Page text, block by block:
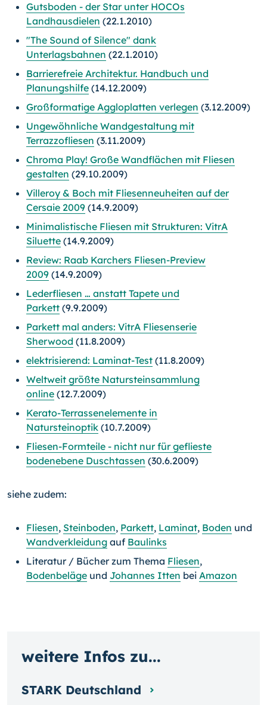
Gutsboden - der Star unter HOCOs
Landhausdielen (22.1.2010)
"The Sound of Silence" dank
Unterlagsbahnen (22.1.2010)
Barrierefreie Architektur. Handbuch und
Planungshilfe (14.12.2009)
Großformatige Aggloplatten verlegen (3.12.2009)
Ungewöhnliche Wandgestaltung mit
Terrazzofliesen (3.11.2009)
Chroma Play! Große Wandflächen mit Fliesen
gestalten (29.10.2009)
Villeroy & Boch mit Fliesenneuheiten auf der
Cersaie 2009 (14.9.2009)
Minimalistische Fliesen mit Strukturen: VitrA
Siluette (14.9.2009)
Review: Raab Karchers Fliesen-Preview
2009 (14.9.2009)
Lederfliesen … anstatt Tapete und
Parkett (9.9.2009)
Parkett mal anders: VitrA Fliesenserie
Sherwood (11.8.2009)
elektrisierend: Laminat-Test (11.8.2009)
Weltweit größte Natursteinsammlung
online (12.7.2009)
Kerato-Terrassenelemente in
Natursteinoptik (10.7.2009)
Fliesen-Formteile - nicht nur für geflieste
bodenebene Duschtassen (30.6.2009)
siehe zudem:
Fliesen, Steinboden, Parkett, Laminat, Boden und
Wandverkleidung auf Baulinks
Literatur / Bücher zum Thema Fliesen,
Bodenbeläge und Johannes Itten bei Amazon
weitere Infos zu...
STARK Deutschland